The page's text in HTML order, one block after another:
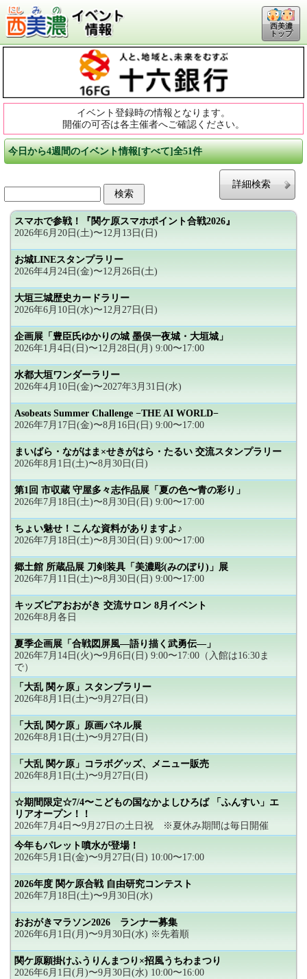
西美濃
トップ
イベント登録時の情報となります。
開催の可否は各主催者へご確認ください。
今日から4週間のイベント情報[すべて]全51件
詳細検索
スマホで参戦！『関ケ原スマホポイント合戦2026』
2026年6月20日(土)〜12月13日(日)
お城LINEスタンプラリー
2026年4月24日(金)〜12月26日(土)
大垣三城歴史カードラリー
2026年6月10日(水)〜12月27日(日)
企画展「豊臣氏ゆかりの城 墨俣一夜城・大垣城」
2026年1月4日(日)〜12月28日(月) 9:00〜17:00
水都大垣ワンダーラリー
2026年4月10日(金)〜2027年3月31日(水)
Asobeats Summer Challenge −THE AI WORLD−
2026年7月17日(金)〜8月16日(日) 9:00〜17:00
まいばら・ながはま×せきがはら・たるい 交流スタンプラリー
2026年8月1日(土)〜8月30日(日)
第1回 市収蔵 守屋多々志作品展「夏の色〜青の彩り」
2026年7月18日(土)〜8月30日(日) 9:00〜17:00
ちょい魅せ！こんな資料がありますよ♪
2026年7月18日(土)〜8月30日(日) 9:00〜17:00
郷土館 所蔵品展 刀剣装具「美濃彫(みのぼり)」展
2026年7月11日(土)〜8月30日(日) 9:00〜17:00
キッズピアおおがき 交流サロン 8月イベント
2026年8月各日
夏季企画展「合戦図屏風―語り描く武勇伝―」
2026年7月14日(火)〜9月6日(日) 9:00〜17:00（入館は16:30ま
で）
「大乱 関ヶ原」スタンプラリー
2026年8月1日(土)〜9月27日(日)
「大乱 関ケ原」原画パネル展
2026年8月1日(土)〜9月27日(日)
「大乱 関ケ原」コラボグッズ、メニュー販売
2026年8月1日(土)〜9月27日(日)
☆期間限定☆7/4〜こどもの国なかよしひろば 「ふんすい」エ
リアオープン！！
2026年7月4日〜9月27日の土日祝 ※夏休み期間は毎日開催
今年もパレット噴水が登場！
2026年5月1日(金)〜9月27日(日) 10:00〜17:00
2026年度 関ケ原合戦 自由研究コンテスト
2026年7月18日(土)〜9月30日(水)
おおがきマラソン2026 ランナー募集
2026年6月1日(月)〜9月30日(水) ※先着順
関ケ原願掛けふうりんまつり×招風うちわまつり
2026年6月1日(月)〜9月30日(水) 10:00〜16:00